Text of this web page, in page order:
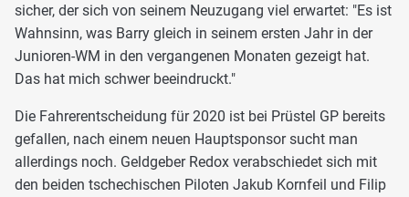
sicher, der sich von seinem Neuzugang viel erwartet: "Es ist
Wahnsinn, was Barry gleich in seinem ersten Jahr in der
Junioren-WM in den vergangenen Monaten gezeigt hat.
Das hat mich schwer beeindruckt."
Die Fahrerentscheidung für 2020 ist bei Prüstel GP bereits
gefallen, nach einem neuen Hauptsponsor sucht man
allerdings noch. Geldgeber Redox verabschiedet sich mit
den beiden tschechischen Piloten Jakub Kornfeil und Filip